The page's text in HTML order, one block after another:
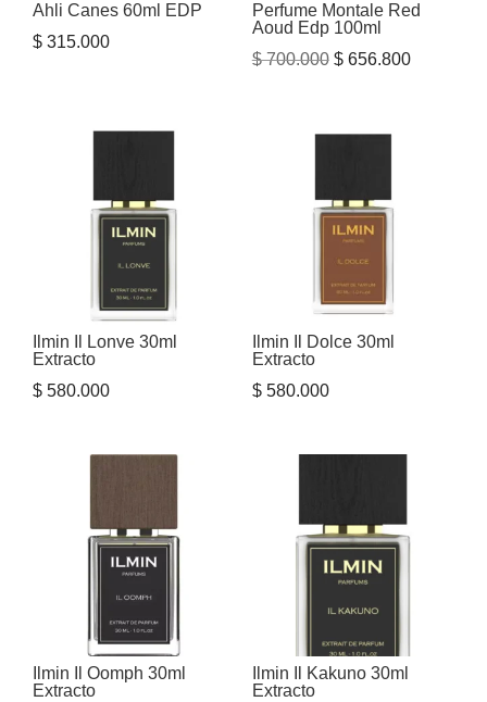
Ahli Canes 60ml EDP
$ 315.000
Perfume Montale Red
Aoud Edp 100ml
$700.000 El
$656.800El
Ilmin Il Lonve 30ml
Extracto
$ 580.000
Ilmin Il Dolce 30ml
Extracto
$580.000
Ilmin Il Oomph 30ml
Extracto
Ilmin Il Kakuno 30ml
Extracto